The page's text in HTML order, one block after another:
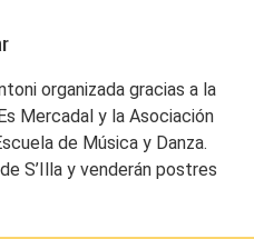
organizada gracias a la
Mercadal y la Asociación
de Música y Danza.
S’Illa y venderán postres